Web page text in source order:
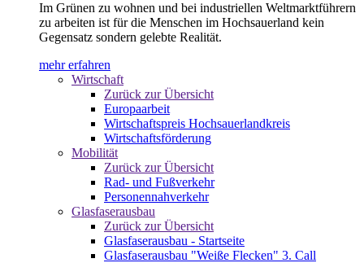
Im Grünen zu wohnen und bei industriellen Weltmarktführern
zu arbeiten ist für die Menschen im Hochsauerland kein
Gegensatz sondern gelebte Realität.
mehr erfahren
Wirtschaft
Zurück zur Übersicht
Europaarbeit
Wirtschaftspreis Hochsauerlandkreis
Wirtschaftsförderung
Mobilität
Zurück zur Übersicht
Rad- und Fußverkehr
Personennahverkehr
Glasfaserausbau
Zurück zur Übersicht
Glasfaserausbau - Startseite
Glasfaserausbau "Weiße Flecken" 3. Call